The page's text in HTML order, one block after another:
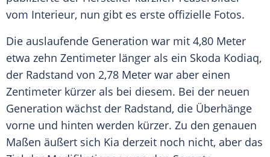
vom Interieur, nun gibt es erste offizielle Fotos.
Die auslaufende Generation war mit 4,80 Meter
etwa zehn Zentimeter länger als ein Skoda Kodiaq,
der Radstand von 2,78 Meter war aber einen
Zentimeter kürzer als bei diesem. Bei der neuen
Generation wächst der Radstand, die Überhänge
vorne und hinten werden kürzer. Zu den genauen
Maßen äußert sich Kia derzeit noch nicht, aber das